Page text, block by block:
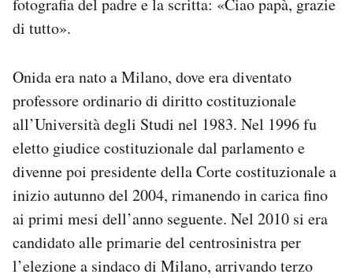
Newsletter
Notifiche mobile
Hai bisogno di aiuto?
fotografia del padre e la scritta: «Ciao papà, grazie
di tutto».
Onida era nato a Milano, dove era diventato
professore ordinario di diritto costituzionale
all’Università degli Studi nel 1983. Nel 1996 fu
eletto giudice costituzionale dal parlamento e
divenne poi presidente della Corte costituzionale a
inizio autunno del 2004, rimanendo in carica fino
ai primi mesi dell’anno seguente. Nel 2010 si era
candidato alle primarie del centrosinistra per
l’elezione a sindaco di Milano, arrivando terzo